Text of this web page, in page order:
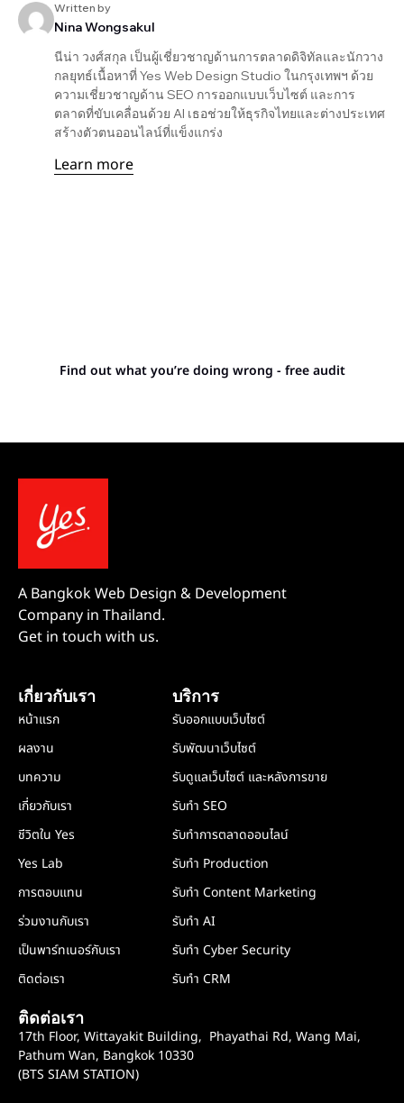
Written by
Nina Wongsakul
นีน่า วงศ์สกุล เป็นผู้เชี่ยวชาญด้านการตลาดดิจิทัลและนักวาง
กลยุทธ์เนื้อหาที่ Yes Web Design Studio ในกรุงเทพฯ ด้วย
ความเชี่ยวชาญด้าน SEO การออกแบบเว็บไซต์ และการ
ตลาดที่ขับเคลื่อนด้วย AI เธอช่วยให้ธุรกิจไทยและต่างประเทศ
สร้างตัวตนออนไลน์ที่แข็งแกร่ง
Learn more
Find out what you’re doing wrong - free audit
A Bangkok Web Design & Development
Company in Thailand.
Get in touch with us.
เกี่ยวกับเรา
หน้าแรก
ผลงาน
บทความ
เกี่ยวกับเรา
ชีวิตใน Yes
Yes Lab
การตอบแทน
ร่วมงานกับเรา
เป็นพาร์ทเนอร์กับเรา
ติดต่อเรา
บริการ
รับออกแบบเว็บไซต์
รับพัฒนาเว็บไซต์
รับดูแลเว็บไซต์ และหลังการขาย
รับทำ SEO
รับทำการตลาดออนไลน์
รับทำ Production
รับทำ Content Marketing
รับทำ AI
รับทำ Cyber Security
รับทำ CRM
ติดต่อเรา
17th Floor, Wittayakit Building, Phayathai Rd, Wang Mai,
Pathum Wan, Bangkok 10330
(BTS SIAM STATION)